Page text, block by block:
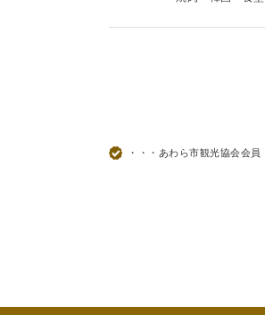
・・・あわら市観光協会会員